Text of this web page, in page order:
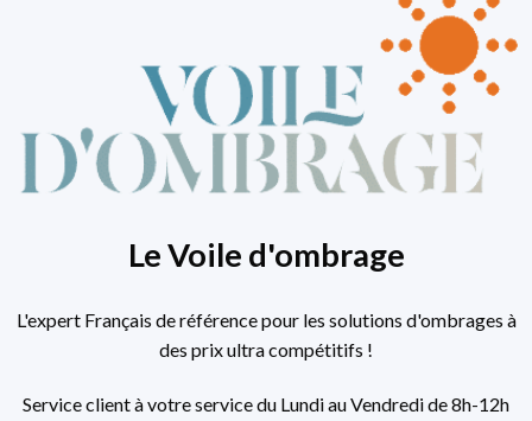
Le Voile d'ombrage
L'expert Français de référence pour les solutions d'ombrages à
des prix ultra compétitifs !
Service client à votre service du Lundi au Vendredi de 8h-12h